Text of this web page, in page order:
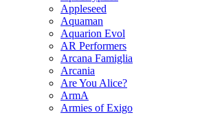
Appleseed
Aquaman
Aquarion Evol
AR Performers
Arcana Famiglia
Arcania
Are You Alice?
ArmA
Armies of Exigo